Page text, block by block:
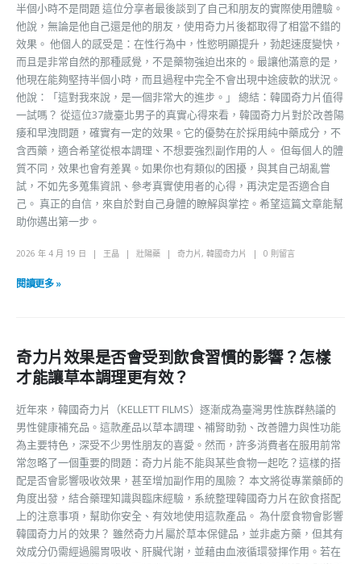
半個小時不是問題 這位分享者最後談到了自己和朋友的實際使用體驗。
他說，無論是他自己還是他的朋友，使用奇力片後都取得了相當不錯的
效果。 他個人的感受是：在性行為中，性慾明顯提升，勃起速度變快，
而且是非常自然的那種感覺，不是藥物強迫出來的。最讓他滿意的是，
他現在能夠堅持半個小時，而且過程中完全不會出現中途疲軟的狀況。
他說：「這對我來說，是一個非常大的進步。」 總結：韓國奇力片值得
一試嗎？ 從這位37歲臺北男子的真實心得來看，韓國奇力片對於改善陽
痿和早洩問題，確實有一定的效果。它的優勢在於採用純中藥成分，不
含西藥，適合希望從根本調理、不想要強烈副作用的人。 但每個人的體
質不同，效果也會有差異。如果你也有類似的困擾，與其自己胡亂嘗
試，不如先多蒐集資訊、參考真實使用者的心得，再決定是否適合自
己。 真正的自信，來自於對自己身體的瞭解與掌控。希望這篇文章能幫
助你邁出第一步。
2026 年 4 月 19 日 王晶 壯陽藥 奇力片, 韓國奇力片 0 則留言
閱讀更多 »
奇力片效果是否會受到飲食習慣的影響？怎樣
才能讓草本調理更有效？
近年來，韓國奇力片（KELLETT FILMS）逐漸成為臺灣男性族群熱議的
男性健康補充品。這款產品以草本調理、補腎助勃、改善體力與性功能
為主要特色，深受不少男性朋友的喜愛。然而，許多消費者在服用前常
常忽略了一個重要的問題：奇力片能不能與某些食物一起吃？這樣的搭
配是否會影響吸收效果，甚至增加副作用的風險？ 本文將從專業藥師的
角度出發，結合藥理知識與臨床經驗，系統整理韓國奇力片在飲食搭配
上的注意事項，幫助你安全、有效地使用這款產品。 為什麼食物會影響
韓國奇力片的效果？ 雖然奇力片屬於草本保健品，並非處方藥，但其有
效成分仍需經過腸胃吸收、肝臟代謝，並藉由血液循環發揮作用。若在